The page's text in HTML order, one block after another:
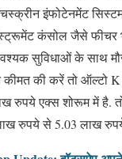
इंफोटेनमेंट
कंसोल जैसे फीचर
सुविधाओं के साथ
कीमत की करें तो ऑल्टो
रुपये एक्स शोरूम में है.
रुपये से 5.03 लाख